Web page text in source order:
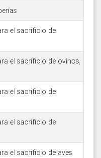
el sacrificio de
el sacrificio de ovinos,
el sacrificio de
el sacrificio de
el sacrificio de aves